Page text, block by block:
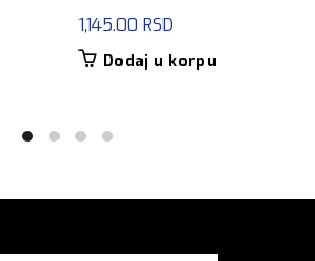
1,145.00 RSD
Dodaj u korpu